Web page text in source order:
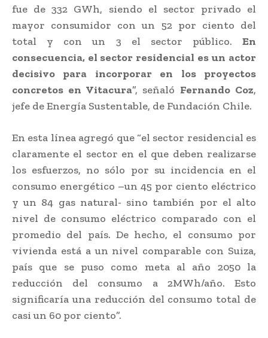
fue de 332 GWh, siendo el sector privado el
mayor consumidor con un 52 por ciento del
total y con un 3 el sector público. En
consecuencia, el sector residencial es un actor
decisivo para incorporar en los proyectos
concretos en Vitacura”, señaló Fernando Coz,
jefe de Energía Sustentable, de Fundación Chile.
En esta línea agregó que “el sector residencial es
claramente el sector en el que deben realizarse
los esfuerzos, no sólo por su incidencia en el
consumo energético –un 45 por ciento eléctrico
y un 84 gas natural- sino también por el alto
nivel de consumo eléctrico comparado con el
promedio del país. De hecho, el consumo por
vivienda está a un nivel comparable con Suiza,
país que se puso como meta al año 2050 la
reducción del consumo a 2MWh/año. Esto
significaría una reducción del consumo total de
casi un 60 por ciento”.